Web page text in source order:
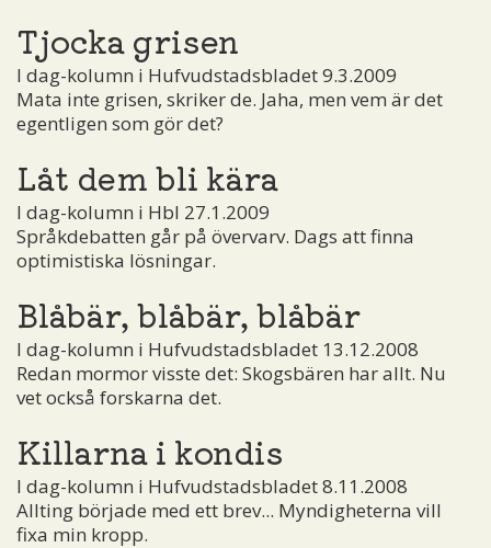
Tjocka grisen
I dag-kolumn i Hufvudstadsbladet 9.3.2009
Mata inte grisen, skriker de. Jaha, men vem är det
egentligen som gör det?
Låt dem bli kära
I dag-kolumn i Hbl 27.1.2009
Språkdebatten går på övervarv. Dags att finna
optimistiska lösningar.
Blåbär, blåbär, blåbär
I dag-kolumn i Hufvudstadsbladet 13.12.2008
Redan mormor visste det: Skogsbären har allt. Nu
vet också forskarna det.
Killarna i kondis
I dag-kolumn i Hufvudstadsbladet 8.11.2008
Allting började med ett brev... Myndigheterna vill
fixa min kropp.